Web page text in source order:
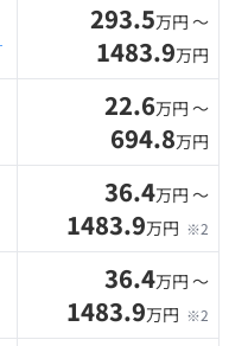
293.5万円 〜
1483.9万円
22.6万円 〜
694.8万円
36.4万円 〜
1483.9万円 ※2
36.4万円 〜
1483.9万円 ※2